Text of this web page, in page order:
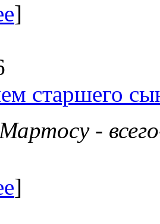
]
старшего
-
]